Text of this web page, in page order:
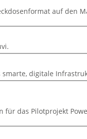
auf den
smarte, digitale
für das Pilotprojekt